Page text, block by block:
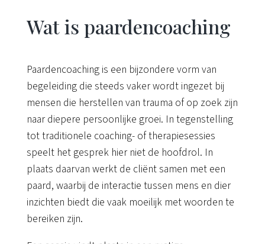
Wat is paardencoaching
Paardencoaching is een bijzondere vorm van
begeleiding die steeds vaker wordt ingezet bij
mensen die herstellen van trauma of op zoek zijn
naar diepere persoonlijke groei. In tegenstelling
tot traditionele coaching- of therapiesessies
speelt het gesprek hier niet de hoofdrol. In
plaats daarvan werkt de cliënt samen met een
paard, waarbij de interactie tussen mens en dier
inzichten biedt die vaak moeilijk met woorden te
bereiken zijn.